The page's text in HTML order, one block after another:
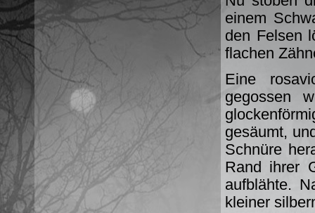
einem
den Felsen
flachen
Eine
gegossen
gesäumt,
Schnüre
Rand ihrer
aufblähte.
kleiner